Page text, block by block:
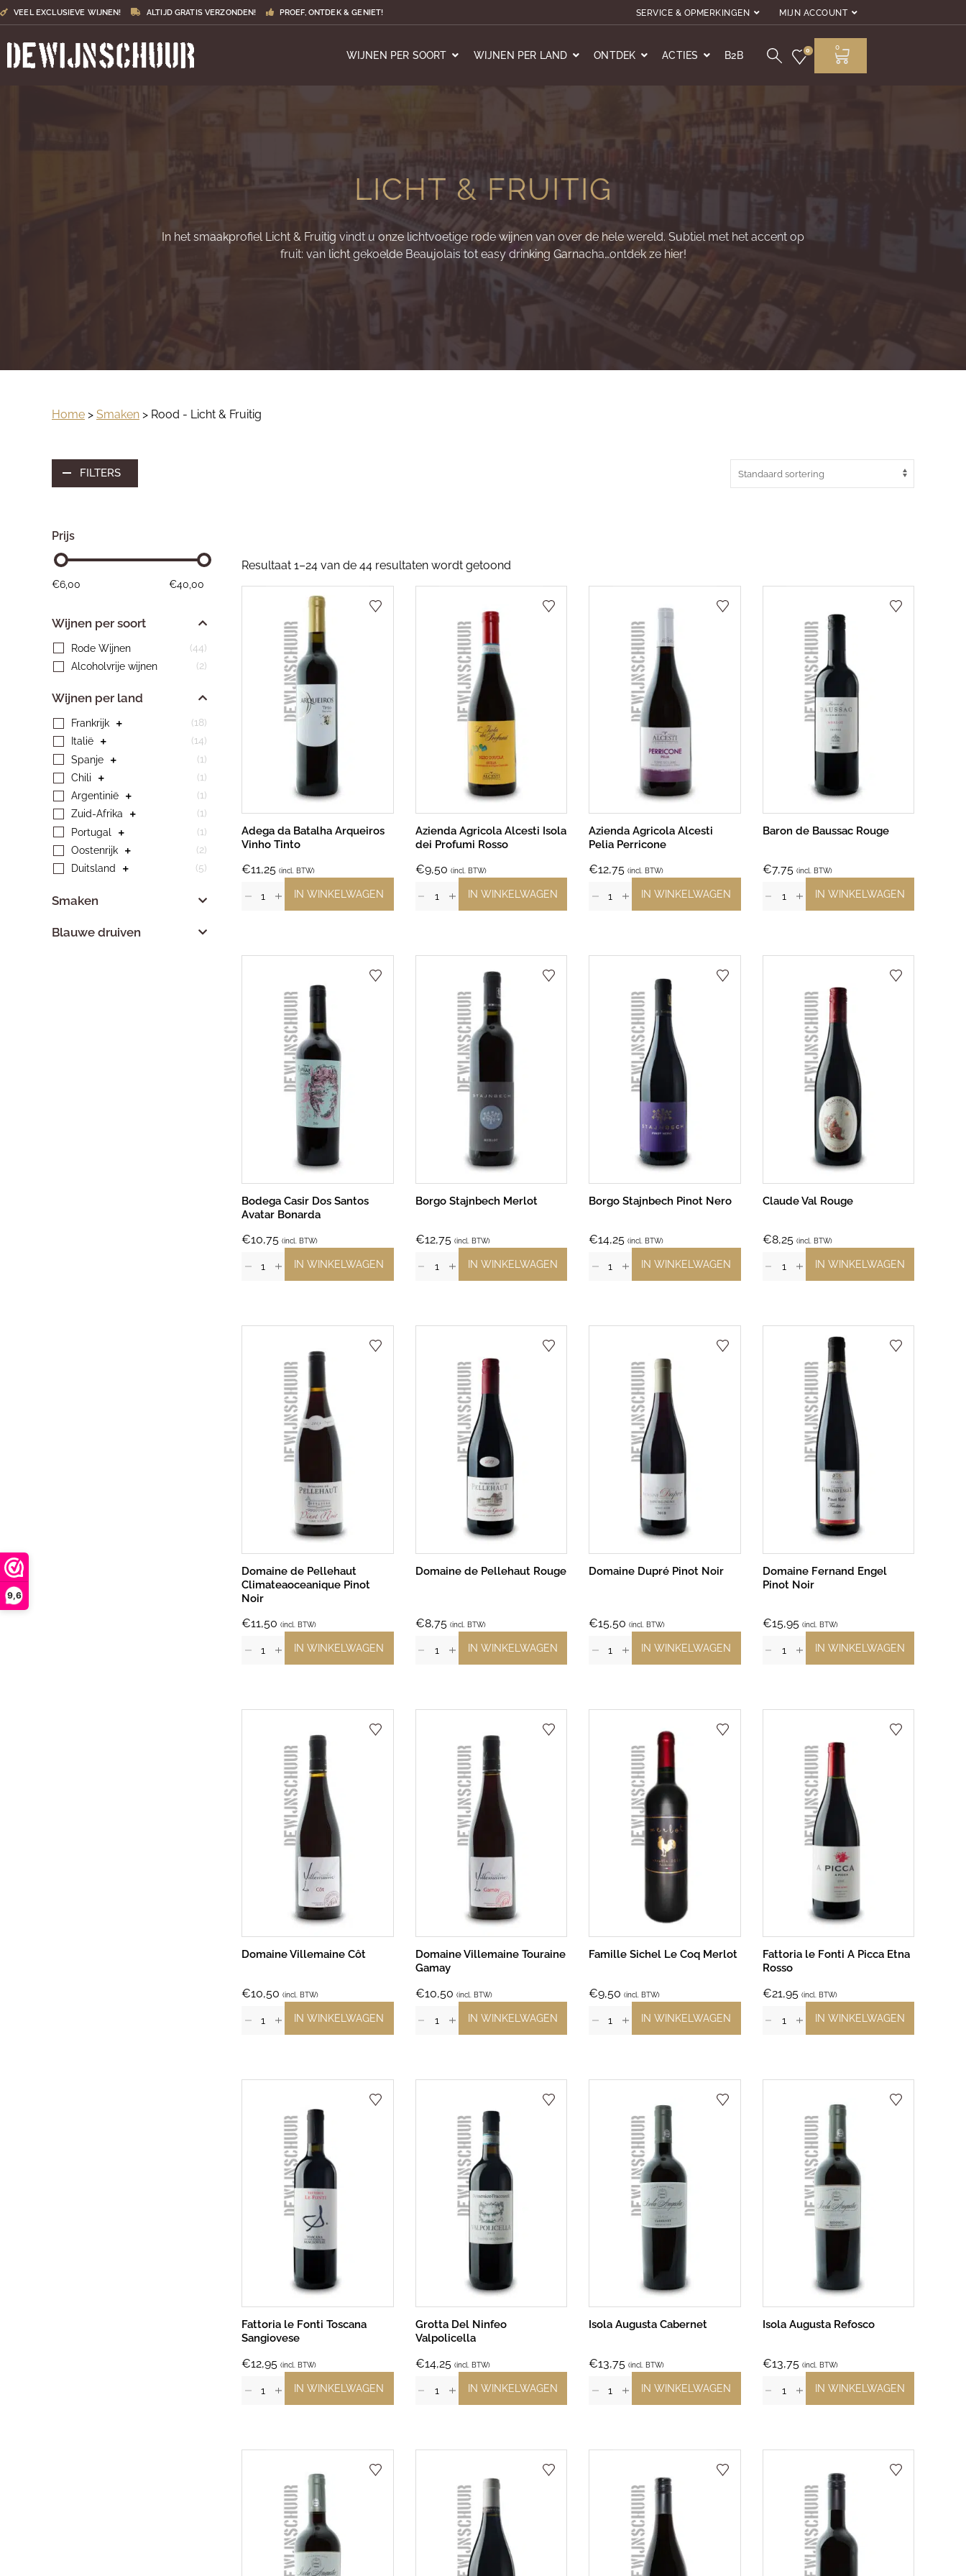
9,6
VEEL EXCLUSIEVE WIJNEN! ALTIJD GRATIS VERZONDEN! PROEF, ONTDEK & GENIET! SERVICE & OPMERKINGEN MIJN ACCOUNT
WIJNEN PER SOORT WIJNEN PER LAND ONTDEK ACTIES B2B 0 0
LICHT & FRUITIG
In het smaakprofiel Licht & Fruitig vindt u onze lichtvoetige rode wijnen van over de hele wereld. Subtiel met het accent op
fruit: van licht gekoelde Beaujolais tot easy drinking Garnacha…ontdek ze hier!
Home > Smaken > Rood - Licht & Fruitig
FILTERS
Resultaat 1–24 van de 44 resultaten wordt getoond
Adega da Batalha Arqueiros
Vinho Tinto
€11,25 (incl. BTW)
IN WINKELWAGEN
Azienda Agricola Alcesti Isola
dei Profumi Rosso
€9,50 (incl. BTW)
IN WINKELWAGEN
Azienda Agricola Alcesti
Pelia Perricone
€12,75 (incl. BTW)
IN WINKELWAGEN
Baron de Baussac Rouge
€7,75 (incl. BTW)
IN WINKELWAGEN
Bodega Casir Dos Santos
Avatar Bonarda
€10,75 (incl. BTW)
IN WINKELWAGEN
Borgo Stajnbech Merlot
€12,75 (incl. BTW)
IN WINKELWAGEN
Borgo Stajnbech Pinot Nero
€14,25 (incl. BTW)
IN WINKELWAGEN
Claude Val Rouge
€8,25 (incl. BTW)
IN WINKELWAGEN
Domaine de Pellehaut
Climateaoceanique Pinot
Noir
€11,50 (incl. BTW)
IN WINKELWAGEN
Domaine de Pellehaut Rouge
€8,75 (incl. BTW)
IN WINKELWAGEN
Domaine Dupré Pinot Noir
€15,50 (incl. BTW)
IN WINKELWAGEN
Domaine Fernand Engel
Pinot Noir
€15,95 (incl. BTW)
IN WINKELWAGEN
Domaine Villemaine Côt
€10,50 (incl. BTW)
IN WINKELWAGEN
Domaine Villemaine Touraine
Gamay
€10,50 (incl. BTW)
IN WINKELWAGEN
Famille Sichel Le Coq Merlot
€9,50 (incl. BTW)
IN WINKELWAGEN
Fattoria le Fonti A Picca Etna
Rosso
€21,95 (incl. BTW)
IN WINKELWAGEN
Fattoria le Fonti Toscana
Sangiovese
€12,95 (incl. BTW)
IN WINKELWAGEN
Grotta Del Ninfeo
Valpolicella
€14,25 (incl. BTW)
IN WINKELWAGEN
Isola Augusta Cabernet
€13,75 (incl. BTW)
IN WINKELWAGEN
Isola Augusta Refosco
€13,75 (incl. BTW)
IN WINKELWAGEN
Prijs
€6,00 €40,00
Wijnen per soort
Rode Wijnen
(44)
Alcoholvrije wijnen
(2)
Wijnen per land
Frankrijk
(18)
Italië
(14)
Spanje
(1)
Chili
(1)
Argentinië
(1)
Zuid-Afrika
(1)
Portugal
(1)
Oostenrijk
(2)
Duitsland
(5)
Smaken
Blauwe druiven